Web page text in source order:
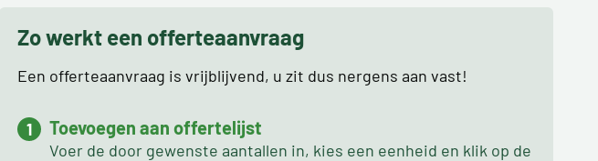
Zo werkt een offerteaanvraag
Een offerteaanvraag is vrijblijvend, u zit dus nergens aan vast!
Toevoegen aan offertelijst
Voer de door gewenste aantallen in, kies een eenheid en klik op de